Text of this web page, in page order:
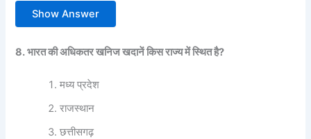
Show Answer
8. भारत की अधिकतर खनिज खदानें किस राज्य में स्थित है?
मध्य प्रदेश
राजस्थान
छत्तीसगढ़